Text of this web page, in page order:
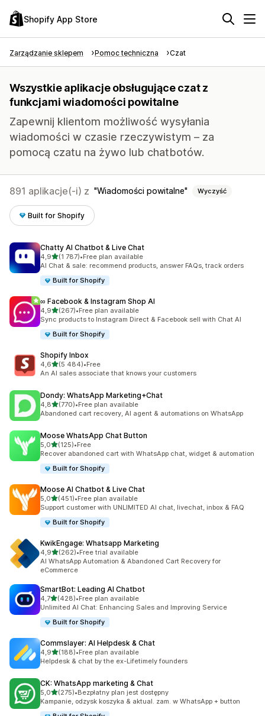
Shopify App Store
Zarządzanie sklepem Pomoc techniczna Czat
Wszystkie aplikacje obsługujące czat z
funkcjami wiadomości powitalne
Zapewnij klientom możliwość wysyłania
wiadomości w czasie rzeczywistym – za
pomocą czatu na żywo lub chatbotów.
891 aplikacje(-i) z Wiadomości powitalne Wyczyść
Built for Shopify
Chatty AI Chatbot & Live Chat
4,9na 5 gwiazdek
(1 787)
Łączna liczba recenzji: 1787
•Free plan available
AI Chat & sale: recommend products, answer FAQs, track orders
Built for Shopify
∞ Facebook & Instagram Shop AI
4,9na 5 gwiazdek
(267)
Łączna liczba recenzji: 267
•Free plan available
Sync products to Instagram Direct & Facebook sell with Chat AI
Built for Shopify
Shopify Inbox
4,6na 5 gwiazdek
(5 484)
Łączna liczba recenzji: 5484
•Free
An AI sales associate that knows your customers
Dondy: WhatsApp Marketing+Chat
4,8na 5 gwiazdek
(770)
Łączna liczba recenzji: 770
•Free plan available
Abandoned cart recovery, AI agent & automations on WhatsApp
Moose WhatsApp Chat Button
5,0na 5 gwiazdek
(125)
Łączna liczba recenzji: 125
•Free
Recover abandoned cart with WhatsApp chat, widget & automation
Built for Shopify
Moose AI Chatbot & Live Chat
5,0na 5 gwiazdek
(451)
Łączna liczba recenzji: 451
•Free plan available
Support customer with UNLIMITED AI chat, livechat, inbox & FAQ
Built for Shopify
KwikEngage: Whatsapp Marketing
4,9na 5 gwiazdek
(262)
Łączna liczba recenzji: 262
•Free trial available
AI WhatsApp Automation & Abandoned Cart Recovery for
eCommerce
SmartBot: Leading AI Chatbot
4,7na 5 gwiazdek
(428)
Łączna liczba recenzji: 428
•Free plan available
Unlimited AI Chat: Enhancing Sales and Improving Service
Built for Shopify
Commslayer: AI Helpdesk & Chat
4,9na 5 gwiazdek
(188)
Łączna liczba recenzji: 188
•Free plan available
Helpdesk & chat by the ex-Lifetimely founders
CK: WhatsApp marketing & Chat
5,0na 5 gwiazdek
(275)
Łączna liczba recenzji: 275
•Bezpłatny plan jest dostępny
Kampanie, odzysk koszyka & aktual. zam. w WhatsApp + button